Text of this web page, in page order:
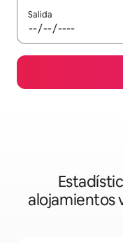
Salida
alojamientos